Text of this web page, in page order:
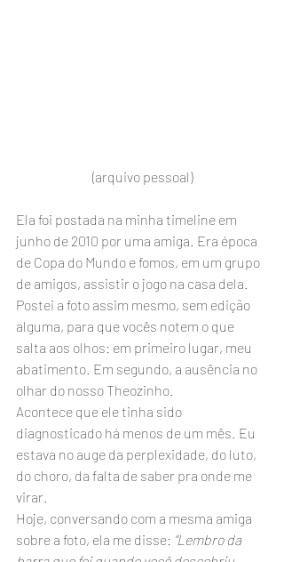
(arquivo pessoal)
Ela foi postada na minha timeline em
junho de 2010 por uma amiga. Era época
de Copa do Mundo e fomos, em um grupo
de amigos, assistir o jogo na casa dela.
Postei a foto assim mesmo, sem edição
alguma, para que vocês notem o que
salta aos olhos: em primeiro lugar, meu
abatimento. Em segundo, a ausência no
olhar do nosso Theozinho.
Acontece que ele tinha sido
diagnosticado há menos de um mês. Eu
estava no auge da perplexidade, do luto,
do choro, da falta de saber pra onde me
virar.
Hoje, conversando com a mesma amiga
sobre a foto, ela me disse: “Lembro da